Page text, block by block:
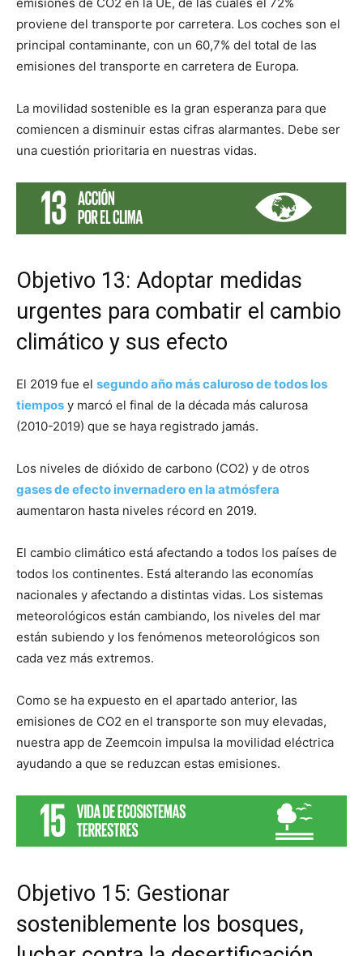
emisiones de CO2 en la UE, de las cuales el 72%
proviene del transporte por carretera. Los coches son el
principal contaminante, con un 60,7% del total de las
emisiones del transporte en carretera de Europa.
La movilidad sostenible es la gran esperanza para que
comiencen a disminuir estas cifras alarmantes. Debe ser
una cuestión prioritaria en nuestras vidas.
Objetivo 13: Adoptar medidas
urgentes para combatir el cambio
climático y sus efecto
El 2019 fue el segundo año más caluroso de todos los
tiempos y marcó el final de la década más calurosa
(2010-2019) que se haya registrado jamás.
Los niveles de dióxido de carbono (CO2) y de otros
gases de efecto invernadero en la atmósfera
aumentaron hasta niveles récord en 2019.
El cambio climático está afectando a todos los países de
todos los continentes. Está alterando las economías
nacionales y afectando a distintas vidas. Los sistemas
meteorológicos están cambiando, los niveles del mar
están subiendo y los fenómenos meteorológicos son
cada vez más extremos.
Como se ha expuesto en el apartado anterior, las
emisiones de CO2 en el transporte son muy elevadas,
nuestra app de Zeemcoin impulsa la movilidad eléctrica
ayudando a que se reduzcan estas emisiones.
Objetivo 15: Gestionar
sosteniblemente los bosques,